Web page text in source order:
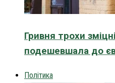
Гривня трохи
подешевшала до
Політика